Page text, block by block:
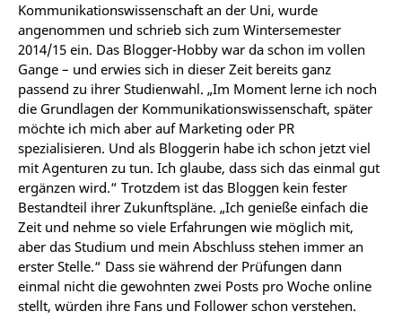
Kommunikationswissenschaft an der Uni, wurde
angenommen und schrieb sich zum Wintersemester
2014/15 ein. Das Blogger-Hobby war da schon im vollen
Gange – und erwies sich in dieser Zeit bereits ganz
passend zu ihrer Studienwahl. „Im Moment lerne ich noch
die Grundlagen der Kommunikationswissenschaft, später
möchte ich mich aber auf Marketing oder PR
spezialisieren. Und als Bloggerin habe ich schon jetzt viel
mit Agenturen zu tun. Ich glaube, dass sich das einmal gut
ergänzen wird.“ Trotzdem ist das Bloggen kein fester
Bestandteil ihrer Zukunftspläne. „Ich genieße einfach die
Zeit und nehme so viele Erfahrungen wie möglich mit,
aber das Studium und mein Abschluss stehen immer an
erster Stelle.“ Dass sie während der Prüfungen dann
einmal nicht die gewohnten zwei Posts pro Woche online
stellt, würden ihre Fans und Follower schon verstehen.